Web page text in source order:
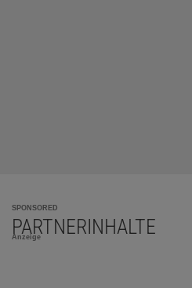
SPONSORED
PARTNERINHALTE
Anzeige